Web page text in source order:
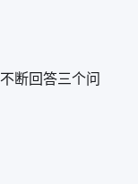
断回答三个问